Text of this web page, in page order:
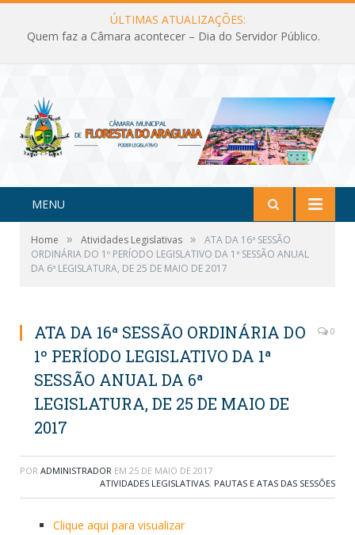
ÚLTIMAS ATUALIZAÇÕES:
Quem faz a Câmara acontecer – Dia do Servidor Público.
MENU
Home » Atividades Legislativas »
ATA DA 16ª SESSÃO
ORDINÁRIA DO 1º PERÍODO LEGISLATIVO DA 1ª SESSÃO ANUAL
DA 6ª LEGISLATURA, DE 25 DE MAIO DE 2017
ATA DA 16ª SESSÃO ORDINÁRIA DO
1º PERÍODO LEGISLATIVO DA 1ª
SESSÃO ANUAL DA 6ª
LEGISLATURA, DE 25 DE MAIO DE
2017
0
POR ADMINISTRADOR EM 25 DE MAIO DE 2017
ATIVIDADES LEGISLATIVAS, PAUTAS E ATAS DAS SESSÕES
Clique aqui para visualizar